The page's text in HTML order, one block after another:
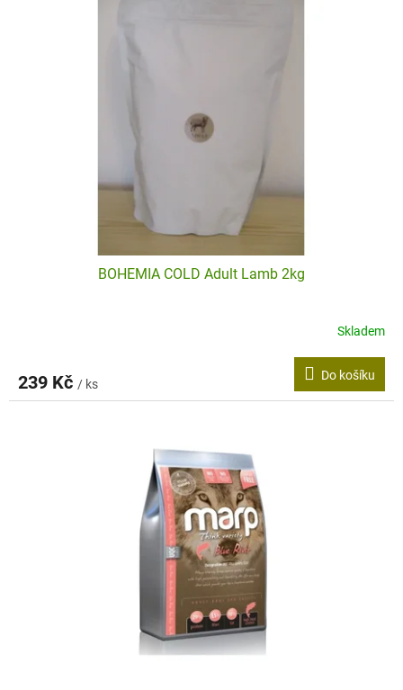
BOHEMIA COLD Adult Lamb 2kg
Skladem
239 Kč / ks
Do košíku